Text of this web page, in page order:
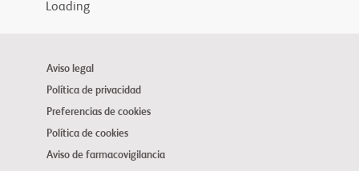
Loading
Aviso legal
Política de privacidad
Preferencias de cookies
Política de cookies
Aviso de farmacovigilancia